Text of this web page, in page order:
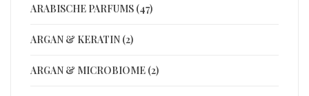
ARABISCHE PARFUMS (47)
ARGAN & KERATIN (2)
ARGAN & MICROBIOME (2)